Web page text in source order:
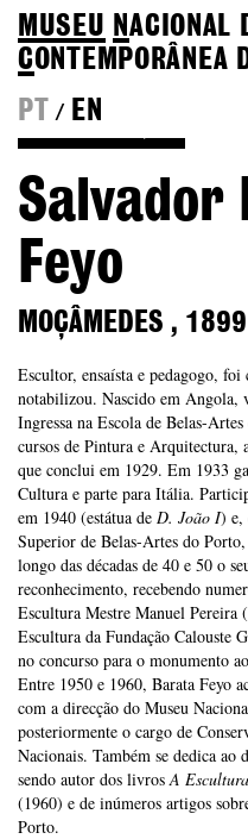
MUSEU NACIONAL
CONTEMPORÂNEA
PT
/ EN
Salvador
Feyo
MOÇÂMEDES , 1899
Escultor, ensaísta e pedagogo,
notabilizou. Nascido em Angola,
Ingressa na Escola de Belas-
cursos de Pintura e Arquitectura,
que conclui em 1929. Em 1933
Cultura e parte para Itália.
em 1940 (estátua de D. João I) e,
Superior de Belas-Artes do
longo das décadas de 40 e 50 o
reconhecimento, recebendo
Escultura Mestre Manuel Pereira
Escultura da Fundação Calouste
no concurso para o monumento
Entre 1950 e 1960, Barata Feyo
com a direcção do Museu
posteriormente o cargo de
Nacionais. Também se dedica ao
sendo autor dos livrosA
(1960) e de inúmeros artigos
Porto.